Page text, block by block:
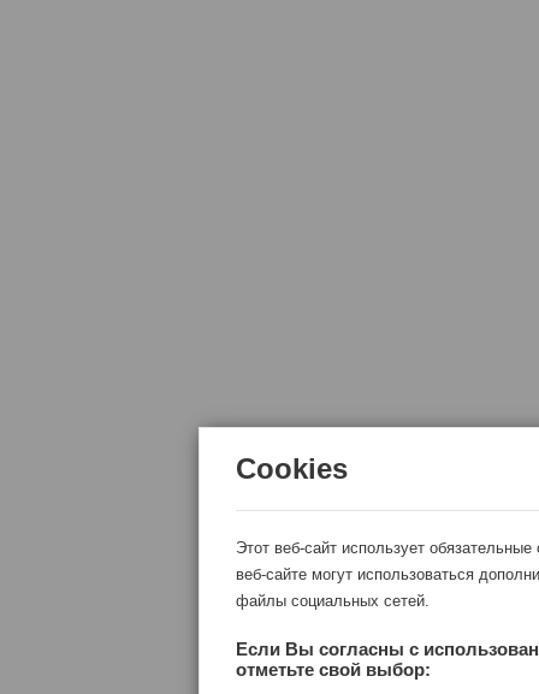
Cookies
Этот веб-сайт использует
веб-сайте могут использоваться
файлы социальных сетей.
Если Вы согласны с
отметьте свой выбор: